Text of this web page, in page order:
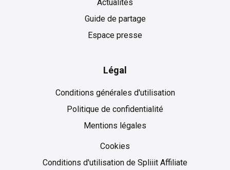
Actualités
Guide de partage
Espace presse
Légal
Conditions générales d'utilisation
Politique de confidentialité
Mentions légales
Cookies
Conditions d'utilisation de Spliiit Affiliate